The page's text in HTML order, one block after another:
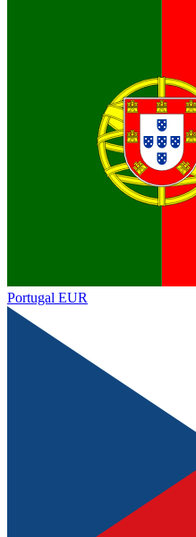
Portugal EUR